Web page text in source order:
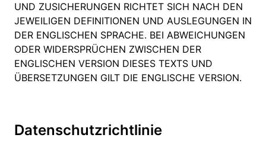
UND ZUSICHERUNGEN RICHTET SICH NACH DEN
JEWEILIGEN DEFINITIONEN UND AUSLEGUNGEN IN
DER ENGLISCHEN SPRACHE. BEI ABWEICHUNGEN
ODER WIDERSPRÜCHEN ZWISCHEN DER
ENGLISCHEN VERSION DIESES TEXTS UND
ÜBERSETZUNGEN GILT DIE ENGLISCHE VERSION.
Datenschutzrichtlinie